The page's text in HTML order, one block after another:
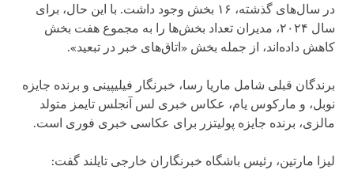
در سال‌های گذشته، ۱۶ بخش وجود داشت. با این حال، برای
سال ۲۰۲۴، مدیران تعداد بخش‌ها را به مجموع هفت بخش
کاهش داده‌اند، از جمله بخش «اتاق‌های خبر در تبعید».
برندگان قبلی شامل ماریا رسا، خبرنگار فیلیپینی و برنده جایزه
نوبل، و مارکوس یام، عکاس خبری لس آنجلس تایمز متولد
مالزی، برنده جایزه پولیتزر برای عکاسی خبری فوری است.
لیزا مارتین، رئیس باشگاه خبرنگاران خارجی تایلند گفت:‌